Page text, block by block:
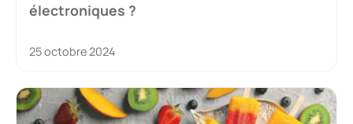
électroniques ?
25 octobre 2024